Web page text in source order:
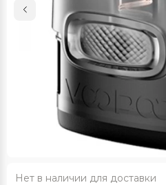
Нет в наличии для доставки